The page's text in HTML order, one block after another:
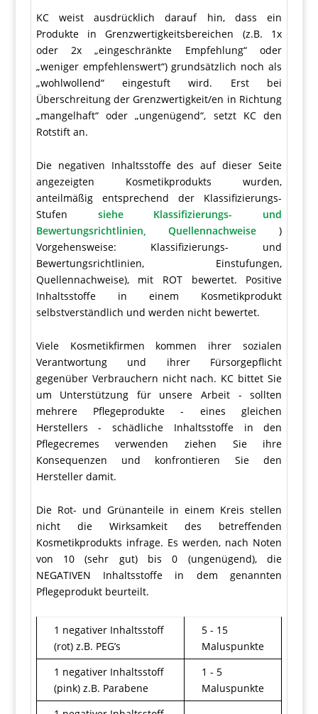
KC weist ausdrücklich darauf hin, dass ein
Produkte in Grenzwertigkeitsbereichen (z.B. 1x
oder 2x „eingeschränkte Empfehlung“ oder
„weniger empfehlenswert“) grundsätzlich noch als
„wohlwollend“ eingestuft wird. Erst bei
Überschreitung der Grenzwertigkeit/en in Richtung
„mangelhaft“ oder „ungenügend“, setzt KC den
Rotstift an.
Die negativen Inhaltsstoffe des auf dieser Seite
angezeigten Kosmetikprodukts wurden,
anteilmäßig entsprechend der Klassifizierungs-
Stufen siehe Klassifizierungs- und
Bewertungsrichtlinien, Quellennachweise)
Vorgehensweise: Klassifizierungs- und
Bewertungsrichtlinien, Einstufungen,
Quellennachweise), mit ROT bewertet. Positive
Inhaltsstoffe in einem Kosmetikprodukt
selbstverständlich und werden nicht bewertet.
Viele Kosmetikfirmen kommen ihrer sozialen
Verantwortung und ihrer Fürsorgepflicht
gegenüber Verbrauchern nicht nach. KC bittet Sie
um Unterstützung für unsere Arbeit - sollten
mehrere Pflegeprodukte - eines gleichen
Herstellers - schädliche Inhaltsstoffe in den
Pflegecremes verwenden ziehen Sie ihre
Konsequenzen und konfrontieren Sie den
Hersteller damit.
Die Rot- und Grünanteile in einem Kreis stellen
nicht die Wirksamkeit des betreffenden
Kosmetikprodukts infrage. Es werden, nach Noten
von 10 (sehr gut) bis 0 (ungenügend), die
NEGATIVEN Inhaltsstoffe in dem genannten
Pflegeprodukt beurteilt.
1 negativer Inhaltsstoff
(rot) z.B. PEG’s
5 - 15
Maluspunkte
1 negativer Inhaltsstoff
(pink) z.B. Parabene
1 - 5
Maluspunkte